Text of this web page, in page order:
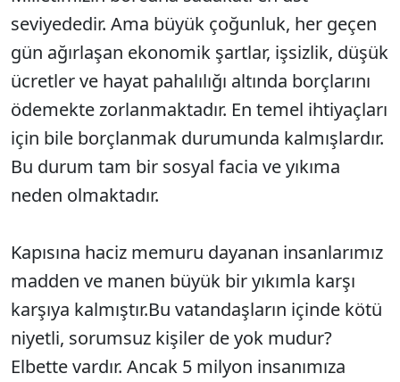
seviyededir. Ama büyük çoğunluk, her geçen
gün ağırlaşan ekonomik şartlar, işsizlik, düşük
ücretler ve hayat pahalılığı altında borçlarını
ödemekte zorlanmaktadır. En temel ihtiyaçları
için bile borçlanmak durumunda kalmışlardır.
Bu durum tam bir sosyal facia ve yıkıma
neden olmaktadır.
Kapısına haciz memuru dayanan insanlarımız
madden ve manen büyük bir yıkımla karşı
karşıya kalmıştır.Bu vatandaşların içinde kötü
niyetli, sorumsuz kişiler de yok mudur?
Elbette vardır. Ancak 5 milyon insanımıza